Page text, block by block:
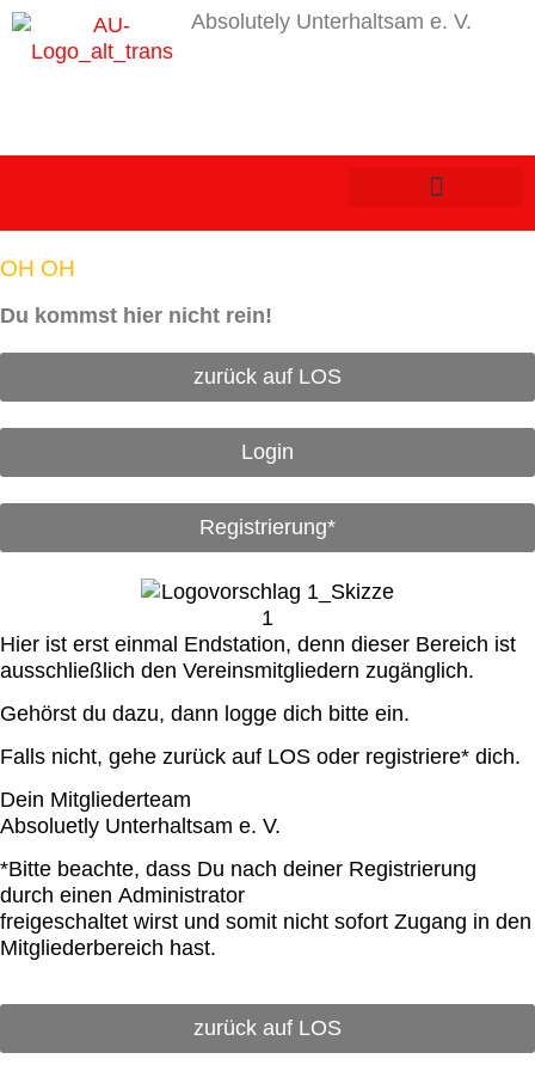
Absolutely Unterhaltsam e. V.
OH OH
Du kommst hier nicht rein!
zurück auf LOS
Login
Registrierung*
Hier ist erst einmal Endstation, denn dieser Bereich ist
ausschließlich den Vereinsmitgliedern zugänglich.
Gehörst du dazu, dann logge dich bitte ein.
Falls nicht, gehe zurück auf LOS oder registriere* dich.
Dein Mitgliederteam
Absoluetly Unterhaltsam e. V.
*Bitte beachte, dass Du nach deiner Registrierung
durch einen Administrator
freigeschaltet wirst und somit nicht sofort Zugang in den
Mitgliederbereich hast.
zurück auf LOS